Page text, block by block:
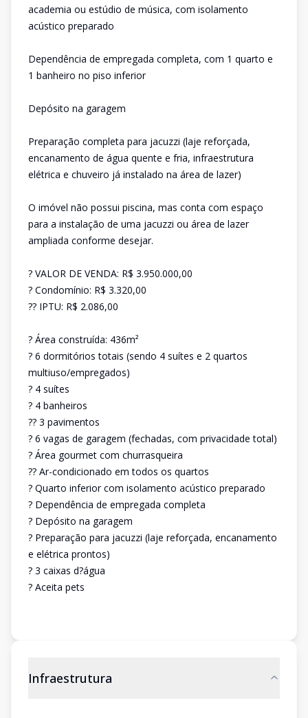
academia ou estúdio de música, com isolamento
acústico preparado
Dependência de empregada completa, com 1 quarto e
1 banheiro no piso inferior
Depósito na garagem
Preparação completa para jacuzzi (laje reforçada,
encanamento de água quente e fria, infraestrutura
elétrica e chuveiro já instalado na área de lazer)
O imóvel não possui piscina, mas conta com espaço
para a instalação de uma jacuzzi ou área de lazer
ampliada conforme desejar.
? VALOR DE VENDA: R$ 3.950.000,00
? Condomínio: R$ 3.320,00
?? IPTU: R$ 2.086,00
? Área construída: 436m²
? 6 dormitórios totais (sendo 4 suítes e 2 quartos
multiuso/empregados)
? 4 suítes
? 4 banheiros
?? 3 pavimentos
? 6 vagas de garagem (fechadas, com privacidade total)
? Área gourmet com churrasqueira
?? Ar-condicionado em todos os quartos
? Quarto inferior com isolamento acústico preparado
? Dependência de empregada completa
? Depósito na garagem
? Preparação para jacuzzi (laje reforçada, encanamento
e elétrica prontos)
? 3 caixas d?água
? Aceita pets
Infraestrutura